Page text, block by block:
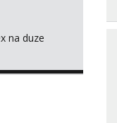
na duze